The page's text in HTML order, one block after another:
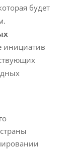
будет
инициатив